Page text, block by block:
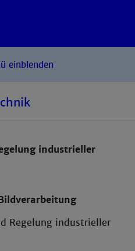
einblenden
industrieller
Regelung industrieller